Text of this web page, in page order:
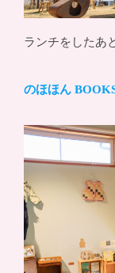
ランチをしたあ
のほほん